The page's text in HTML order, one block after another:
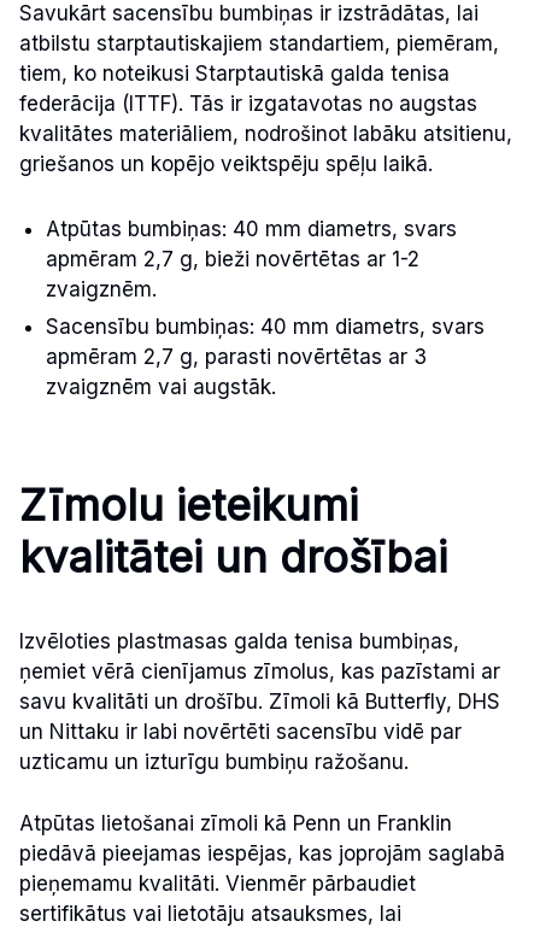
Savukārt sacensību bumbiņas ir izstrādātas, lai
atbilstu starptautiskajiem standartiem, piemēram,
tiem, ko noteikusi Starptautiskā galda tenisa
federācija (ITTF). Tās ir izgatavotas no augstas
kvalitātes materiāliem, nodrošinot labāku atsitienu,
griešanos un kopējo veiktspēju spēļu laikā.
Atpūtas bumbiņas: 40 mm diametrs, svars
apmēram 2,7 g, bieži novērtētas ar 1-2
zvaigznēm.
Sacensību bumbiņas: 40 mm diametrs, svars
apmēram 2,7 g, parasti novērtētas ar 3
zvaigznēm vai augstāk.
Zīmolu ieteikumi
kvalitātei un drošībai
Izvēloties plastmasas galda tenisa bumbiņas,
ņemiet vērā cienījamus zīmolus, kas pazīstami ar
savu kvalitāti un drošību. Zīmoli kā Butterfly, DHS
un Nittaku ir labi novērtēti sacensību vidē par
uzticamu un izturīgu bumbiņu ražošanu.
Atpūtas lietošanai zīmoli kā Penn un Franklin
piedāvā pieejamas iespējas, kas joprojām saglabā
pieņemamu kvalitāti. Vienmēr pārbaudiet
sertifikātus vai lietotāju atsauksmes, lai